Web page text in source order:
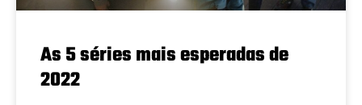
As 5 séries mais esperadas de
2022